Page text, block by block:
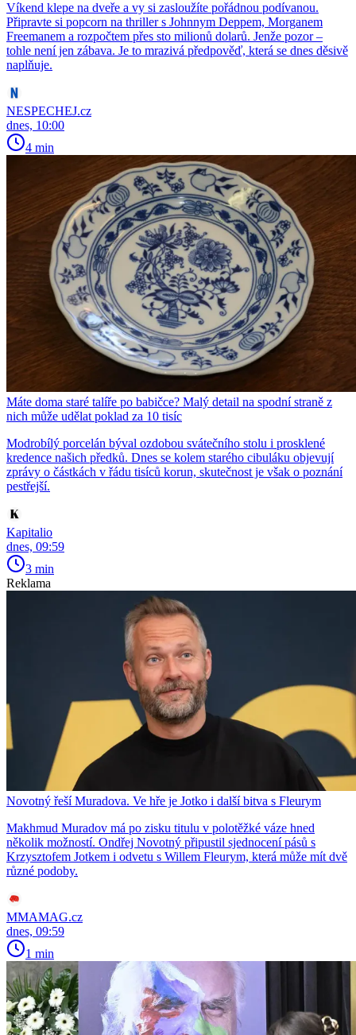
Víkend klepe na dveře a vy si zasloužíte pořádnou podívanou.
Připravte si popcorn na thriller s Johnnym Deppem, Morganem
Freemanem a rozpočtem přes sto milionů dolarů. Jenže pozor –
tohle není jen zábava. Je to mrazivá předpověď, která se dnes děsivě
naplňuje.
NESPECHEJ.cz
dnes, 10:00
4 min
Máte doma staré talíře po babičce? Malý detail na spodní straně z
nich může udělat poklad za 10 tisíc
Modrobílý porcelán býval ozdobou svátečního stolu i prosklené
kredence našich předků. Dnes se kolem starého cibuláku objevují
zprávy o částkách v řádu tisíců korun, skutečnost je však o poznání
pestřejší.
Kapitalio
dnes, 09:59
3 min
Reklama
Novotný řeší Muradova. Ve hře je Jotko i další bitva s Fleurym
Makhmud Muradov má po zisku titulu v polotěžké váze hned
několik možností. Ondřej Novotný připustil sjednocení pásů s
Krzysztofem Jotkem i odvetu s Willem Fleurym, která může mít dvě
různé podoby.
MMAMAG.cz
dnes, 09:59
1 min